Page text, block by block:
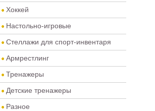
Хоккей
Настольно-игровые
Стеллажи для спорт-инвентаря
Армрестлинг
Тренажеры
Детские тренажеры
Разное